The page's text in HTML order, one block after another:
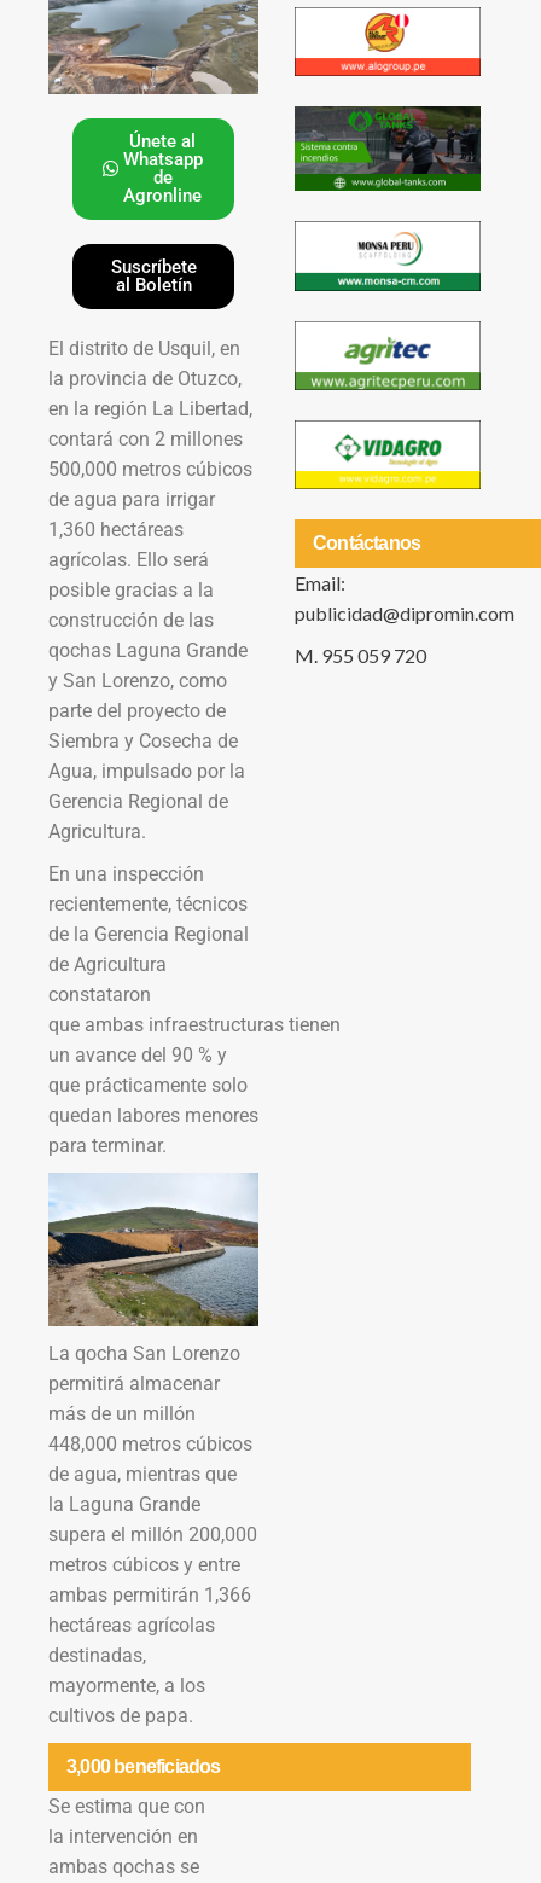
Únete al
Whatsapp
de
Agronline
Suscríbete
al Boletín
El distrito de Usquil, en
la provincia de Otuzco,
en la región La Libertad,
contará con 2 millones
500,000 metros cúbicos
de agua para irrigar
1,360 hectáreas
agrícolas. Ello será
posible gracias a la
construcción de las
qochas Laguna Grande
y San Lorenzo, como
parte del proyecto de
Siembra y Cosecha de
Agua, impulsado por la
Gerencia Regional de
Agricultura.
En una inspección
recientemente, técnicos
de la Gerencia Regional
de Agricultura
constataron
que ambas infraestructuras tienen
un avance del 90 % y
que prácticamente solo
quedan labores menores
para terminar.
La qocha San Lorenzo
permitirá almacenar
más de un millón
448,000 metros cúbicos
de agua, mientras que
la Laguna Grande
supera el millón 200,000
metros cúbicos y entre
ambas permitirán 1,366
hectáreas agrícolas
destinadas,
mayormente, a los
cultivos de papa.
3,000 beneficiados
Se estima que con
la intervención en
ambas qochas se
Contáctanos
Email:
publicidad@dipromin.com
M. 955 059 720